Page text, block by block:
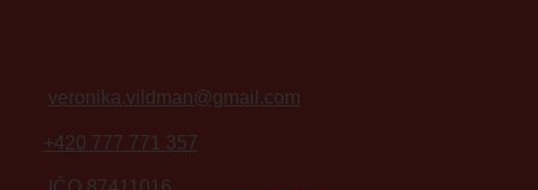
+420 777 771 357
veronika.vildman@gmail.com